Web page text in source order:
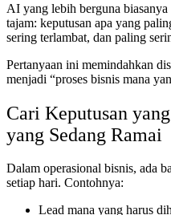
AI yang lebih berguna
tajam: keputusan apa yang
sering terlambat, dan paling
Pertanyaan ini memindahkan
menjadi “proses bisnis mana
Cari Keputusan
yang Sedang Ramai
Dalam operasional bisnis, ada
setiap hari. Contohnya:
Lead mana yang harus